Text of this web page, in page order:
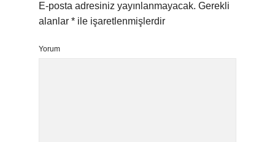
E-posta adresiniz yayınlanmayacak. Gerekli
alanlar * ile işaretlenmişlerdir
Yorum